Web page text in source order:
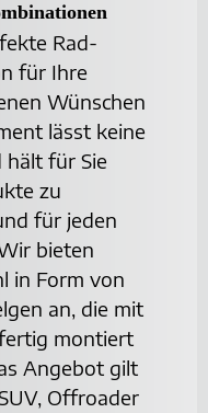
Rad-
für Ihre
Wünschen
lässt keine
für Sie
zu
für jeden
bieten
in Form von
an, die mit
montiert
Angebot gilt
Offroader